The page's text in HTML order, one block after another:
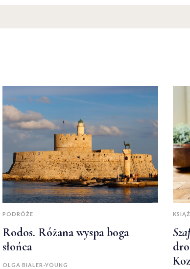
PODRÓŻE
Rodos. Różana wyspa boga
słońca
OLGA BIALER-YOUNG